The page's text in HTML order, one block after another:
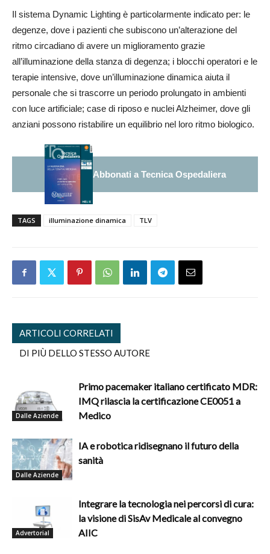
Il sistema Dynamic Lighting è particolarmente indicato per: le
degenze, dove i pazienti che subiscono un’alterazione del
ritmo circadiano di avere un miglioramento grazie
all’illuminazione della stanza di degenza; i blocchi operatori e le
terapie intensive, dove un’illuminazione dinamica aiuta il
personale che si trascorre un periodo prolungato in ambienti
con luce artificiale; case di riposo e nuclei Alzheimer, dove gli
anziani possono ristabilire un equilibrio nel loro ritmo biologico.
Abbonati a Tecnica Ospedaliera
TAGS illuminazione dinamica TLV
ARTICOLI CORRELATI
DI PIÙ DELLO STESSO AUTORE
Dalle Aziende
Primo pacemaker italiano certificato MDR:
IMQ rilascia la certificazione CE0051 a
Medico
Dalle Aziende
IA e robotica ridisegnano il futuro della
sanità
Advertorial
Integrare la tecnologia nei percorsi di cura:
la visione di SisAv Medicale al convegno
AIIC